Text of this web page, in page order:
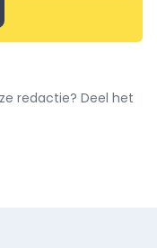
redactie? Deel het